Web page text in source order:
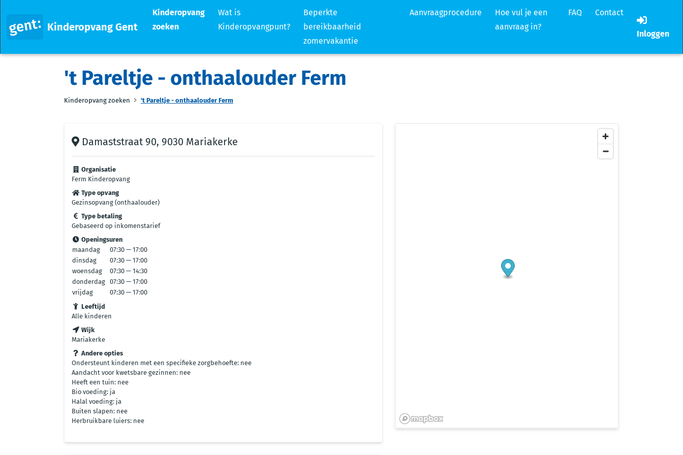
Kinderopvang Gent
Kinderopvang
zoeken
Wat is
Kinderopvangpunt?
Beperkte
bereikbaarheid
zomervakantie
Aanvraagprocedure
Hoe vul je een
aanvraag in?
FAQ Contact
Inloggen
't Pareltje - onthaalouder Ferm
Kinderopvang zoeken 't Pareltje - onthaalouder Ferm
Damaststraat 90, 9030 Mariakerke
Organisatie
Ferm Kinderopvang
Type opvang
Gezinsopvang (onthaalouder)
Type betaling
Gebaseerd op inkomenstarief
Openingsuren
maandag
07:30 — 17:00
dinsdag
07:30 — 17:00
woensdag
07:30 — 14:30
donderdag 07:30 — 17:00
vrijdag
07:30 — 17:00
Leeftijd
Alle kinderen
Wijk
Mariakerke
Andere opties
Ondersteunt kinderen met een specifieke zorgbehoefte: nee
Aandacht voor kwetsbare gezinnen: nee
Heeft een tuin: nee
Bio voeding: ja
Halal voeding: ja
Buiten slapen: nee
Herbruikbare luiers: nee